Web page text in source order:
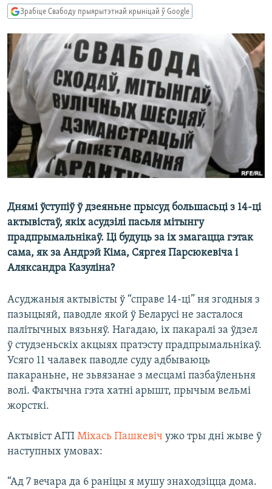
да
пошукуБЕЛАРУСЫ НА ВАЙНЕ
ПАЛІТВЯЗЬНІ
КУЛЬТУРА
КАЛЯНДАР
АЎДЫЁКНІГІ
PREMIUM
МОВА
НА ХВАЛЯХ СВАБОДЫ
TWITTER
Усе сайты РС/РСЭ
Зрабіце Свабоду прыярытэтнай крыніцай ў Google
Днямі ўступіў ў дзеяньне прысуд большасьці з 14-ці
актывістаў, якіх асудзілі пасьля мітынгу
прадпрымальнікаў. Ці будуць за іх змагацца гэтак
сама, як за Андрэй Кіма, Сяргея Парсюкевіча і
Аляксандра Казуліна?
Асуджаныя актывісты ў “справе 14-ці” ня згодныя з
пазыцыяй, паводле якой ў Беларусі не засталося
палітычных вязьняў. Нагадаю, іх пакаралі за ўдзел
ў студзеньскіх акцыях пратэсту прадпрымальнікаў.
Усяго 11 чалавек паводле суду адбываюць
пакараньне, не зьвязанае з месцамі пазбаўленьня
волі. Фактычна гэта хатні арышт, прычым вельмі
жорсткі.
Актывіст АГП Міхась Пашкевіч ужо тры дні жыве ў
наступных умовах:
“Ад 7 вечара да 6 раніцы я мушу знаходзіцца дома.